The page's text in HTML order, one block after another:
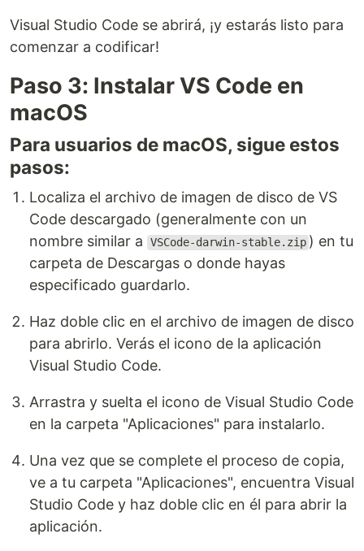
Visual Studio Code se abrirá, ¡y estarás listo para
comenzar a codificar!
Paso 3: Instalar VS Code en
macOS
Para usuarios de macOS, sigue estos
pasos:
Localiza el archivo de imagen de disco de VS
Code descargado (generalmente con un
nombre similar a
VSCode-darwin-stable.zip ) en tu
carpeta de Descargas o donde hayas
especificado guardarlo.
Haz doble clic en el archivo de imagen de disco
para abrirlo. Verás el icono de la aplicación
Visual Studio Code.
Arrastra y suelta el icono de Visual Studio Code
en la carpeta "Aplicaciones" para instalarlo.
Una vez que se complete el proceso de copia,
ve a tu carpeta "Aplicaciones", encuentra Visual
Studio Code y haz doble clic en él para abrir la
aplicación.